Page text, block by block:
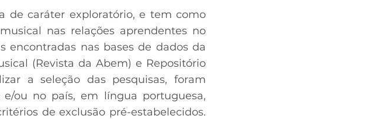
de caráter exploratório, e tem como
nas relações aprendentes no
encontradas nas bases de dados da
(Revista da Abem) e Repositório
a seleção das pesquisas, foram
ou no país, em língua portuguesa,
de exclusão pré-estabelecidos.